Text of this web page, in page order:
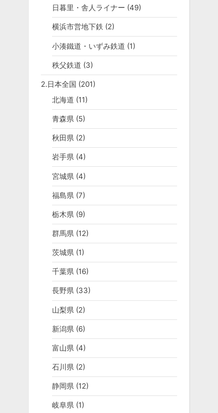
日暮里・舎人ライナー (49)
横浜市営地下鉄 (2)
小湊鐵道・いずみ鉄道 (1)
秩父鉄道 (3)
2.日本全国 (201)
北海道 (11)
青森県(5)
秋田県(2)
岩手県(4)
宮城県 (4)
福島県 (7)
栃木県(9)
群馬県(12)
茨城県(1)
千葉県(16)
長野県(33)
山梨県 (2)
新潟県 (6)
富山県(4)
石川県(2)
静岡県(12)
岐阜県(1)